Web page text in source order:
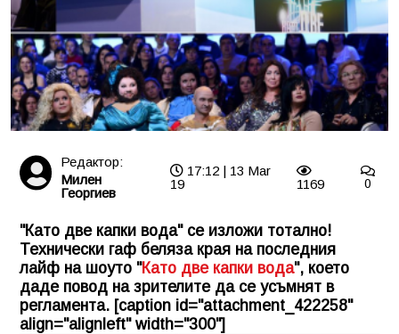
Редактор:
Милен
Георгиев
17:12 | 13 Mar
19
1169 0
"Като две капки вода" се изложи тотално!
Технически гаф беляза края на последния
лайф на шоуто "Като две капки вода", което
даде повод на зрителите да се усъмнят в
регламента. [caption id="attachment_422258"
align="alignleft" width="300"]